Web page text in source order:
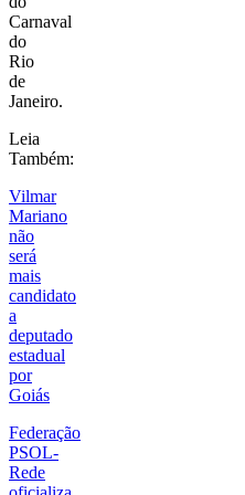
Carnaval
do
Rio
de
Janeiro.
Leia
Também:
Vilmar
Mariano
não
será
mais
candidato
a
deputado
estadual
por
Goiás
Federação
PSOL-
Rede